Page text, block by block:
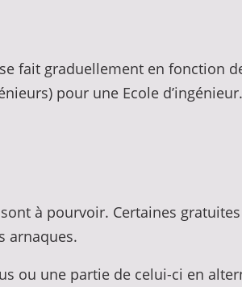
fait graduellement en fonction
pour une Ecole
à pourvoir. Certaines
arnaques.
ou une partie de celui-ci en